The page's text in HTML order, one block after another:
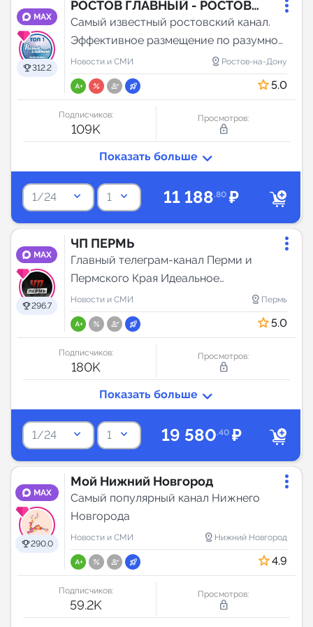
MAX
312.2
РОСТОВ ГЛАВНЫЙ - РОСТОВ
НОВОСТИ - 161
Самый известный ростовский канал.
Эффективное размещение по разумной
цене. Скидки для постоянных клиентов.
Размещаю быстро. Группа не
заваливается новостями, ваша реклама
получил все возможные прос...
Новости и СМИ distance Ростов-на-Дону
5.0
Подписчиков:
109K
Просмотров:
lock_outline
1/24 keyboard_arrow_down 1 keyboard_arrow_down 11 188.80 ₽
MAX
296.7
ЧП ПЕРМЬ
Главный телеграм-канал Перми и
Пермского Края Идеальное
соотношение цены и качества.
Новости и СМИ distance Пермь
5.0
Подписчиков:
180K
Просмотров:
lock_outline
1/24 keyboard_arrow_down 1 keyboard_arrow_down 19 580.40 ₽
MAX
290.0
Мой Нижний Новгород
Самый популярный канал Нижнего
Новгорода
Новости и СМИ distance Нижний Новгород
4.9
Подписчиков:
59.2K
Просмотров:
lock_outline